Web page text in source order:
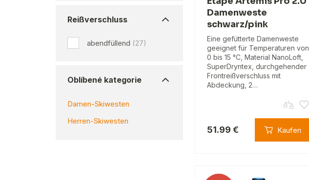
Reißverschluss
abendfüllend (27)
Oblíbené kategorie
Damen-Skiwesten
Herren-Skiwesten
Damenweste
schwarz/pink
Eine gefütterte Damenweste
geeignet für Temperaturen von
0 bis 15 °C, Material NanoLoft,
SuperDryntex, durchgehender
Frontreißverschluss mit
Abdeckung, 2…
51.99 € Kaufen